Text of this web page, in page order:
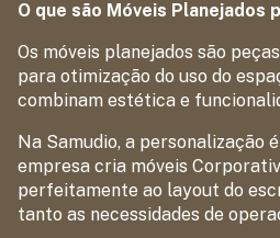
O que são Móveis Planejados
Os móveis planejados são
para otimização do uso do
combinam estética e
Na Samudio, a personalização
empresa cria móveis
perfeitamente ao layout do
tanto as necessidades de